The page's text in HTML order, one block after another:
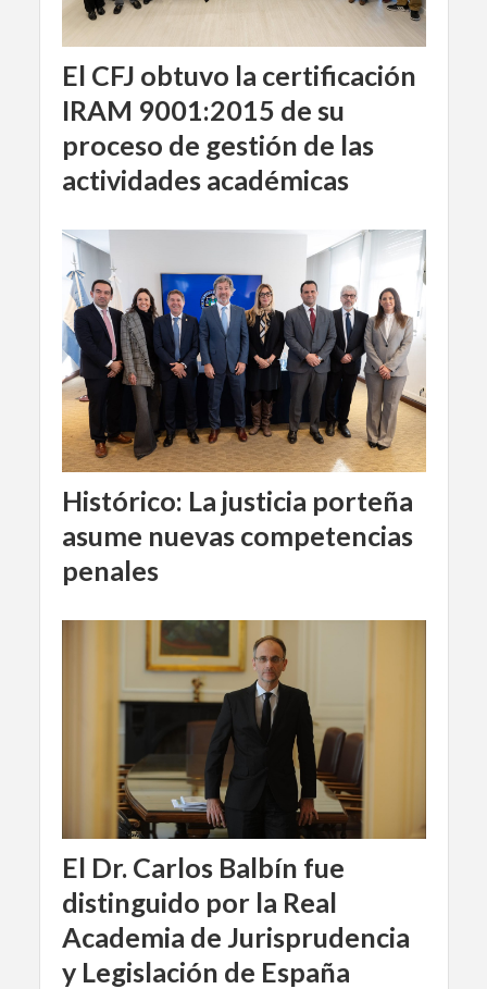
El CFJ obtuvo la certificación
IRAM 9001:2015 de su
proceso de gestión de las
actividades académicas
Histórico: La justicia porteña
asume nuevas competencias
penales
El Dr. Carlos Balbín fue
distinguido por la Real
Academia de Jurisprudencia
y Legislación de España